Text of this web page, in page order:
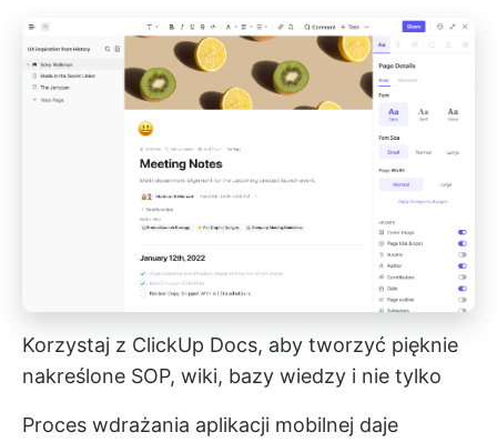
Korzystaj z ClickUp Docs, aby tworzyć pięknie
nakreślone SOP, wiki, bazy wiedzy i nie tylko
Proces wdrażania aplikacji mobilnej daje